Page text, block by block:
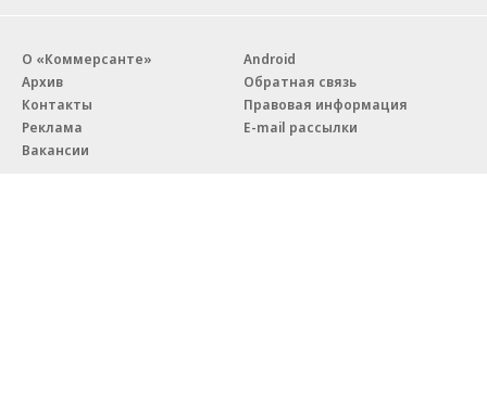
О «Коммерсанте»
Архив
Контакты
Реклама
Вакансии
Android
Обратная связь
Правовая информация
E-mail рассылки